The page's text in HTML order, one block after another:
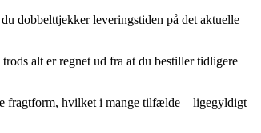
dobbelttjekker leveringstiden på det aktuelle
alt er regnet ud fra at du bestiller tidligere
fragtform, hvilket i mange tilfælde – ligegyldigt